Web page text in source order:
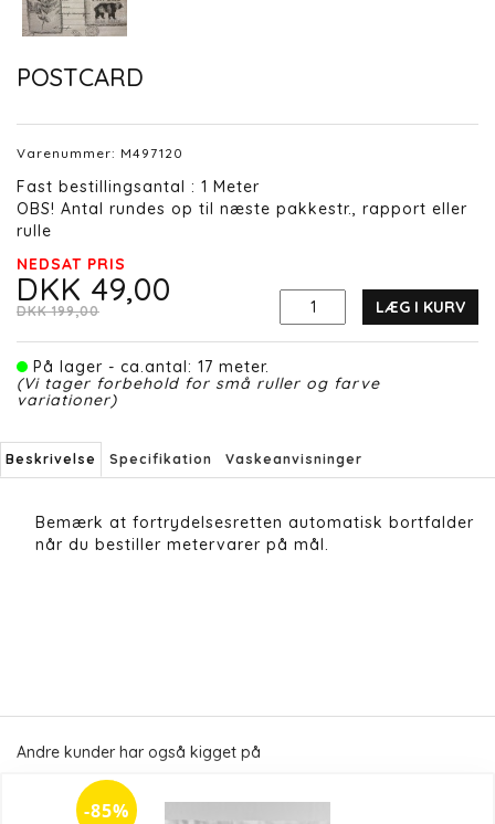
POSTCARD
Varenummer: M497120
Fast bestillingsantal : 1 Meter
OBS! Antal rundes op til næste pakkestr., rapport eller
rulle
NEDSAT PRIS
DKK 49,00
DKK 199,00 LÆG I KURV
På lager - ca.antal: 17 meter.
(Vi tager forbehold for små ruller og farve
variationer)
Beskrivelse Specifikation Vaskeanvisninger
Bemærk at fortrydelsesretten automatisk bortfalder
når du bestiller metervarer på mål.
Andre kunder har også kigget på
-85%